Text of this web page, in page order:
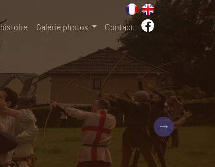
Galerie photos Contact
Next